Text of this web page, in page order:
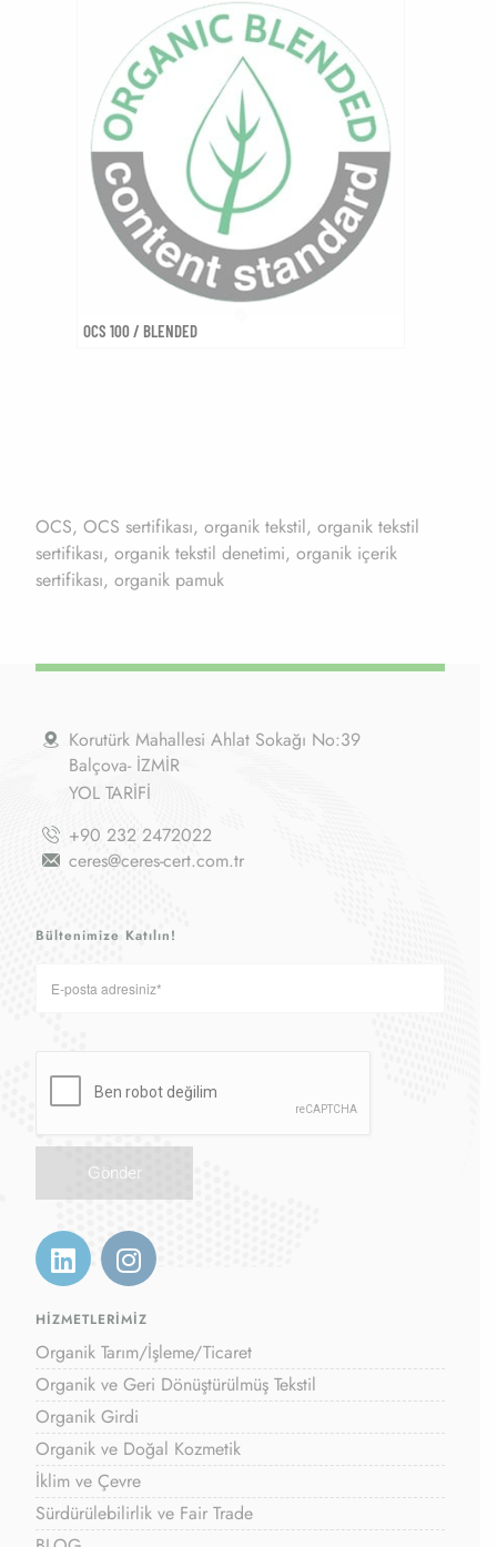
OCS 100 / BLENDED
OCS, OCS sertifikası, organik tekstil, organik tekstil
sertifikası, organik tekstil denetimi, organik içerik
sertifikası, organik pamuk
Korutürk Mahallesi Ahlat Sokağı No:39
Balçova- İZMİR
YOL TARİFİ
+90 232 2472022
ceres@ceres-cert.com.tr
Bültenimize Katılın!
HİZMETLERİMİZ
Organik Tarım/İşleme/Ticaret
Organik ve Geri Dönüştürülmüş Tekstil
Organik Girdi
Organik ve Doğal Kozmetik
İklim ve Çevre
Sürdürülebilirlik ve Fair Trade